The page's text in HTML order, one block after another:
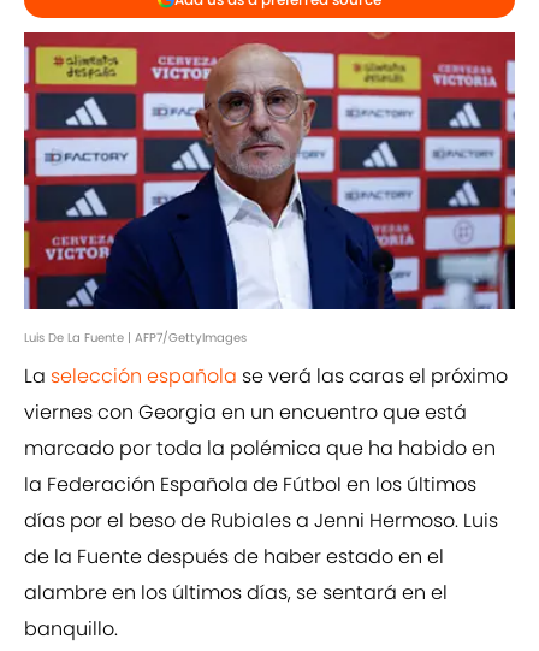
Luis De La Fuente | AFP7/GettyImages
La selección española se verá las caras el próximo
viernes con Georgia en un encuentro que está
marcado por toda la polémica que ha habido en
la Federación Española de Fútbol en los últimos
días por el beso de Rubiales a Jenni Hermoso. Luis
de la Fuente después de haber estado en el
alambre en los últimos días, se sentará en el
banquillo.